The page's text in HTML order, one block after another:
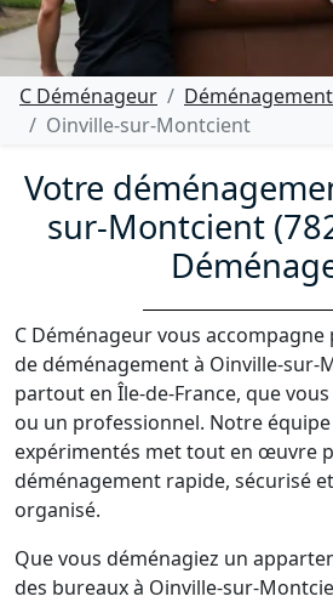
C Déménageur
Oinville-sur-Montcient
Votre
sur-Montcient
C Déménageur vous
de déménagement à Oinville-sur-
partout en Île-de-France, que
ou un professionnel. Notre
expérimentés met tout en œuvre
déménagement rapide, sécurisé
organisé.
Que vous déménagiez un
des bureaux à Oinville-sur-